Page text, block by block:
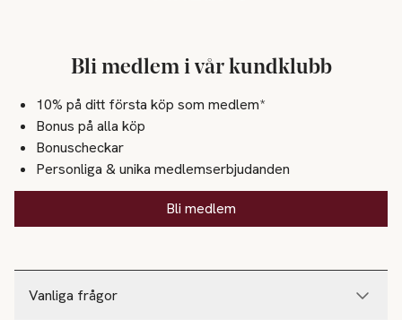
Vanliga frågor
Bli medlem i vår kundklubb
10% på ditt första köp som medlem*
Bonus på alla köp
Bonuscheckar
Personliga & unika medlemserbjudanden
Bli medlem